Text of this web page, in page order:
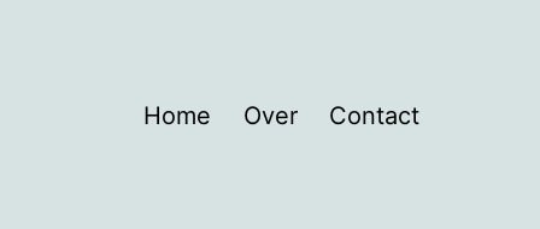
Home Over Contact